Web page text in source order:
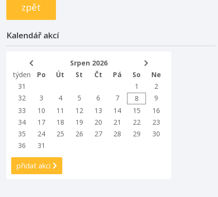
zpět
Kalendář akcí
Srpen 2026
týden
Po Út St Čt Pá So
Ne
31
1
2
32
3 4 5 6 7 8
9
33
10 11 12 13 14 15
16
34
17 18 19 20 21 22
23
35
24 25 26 27 28 29
30
36
31
přidat akci